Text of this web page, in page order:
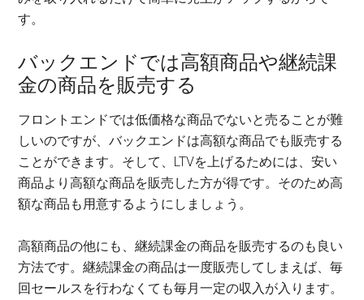
す。
バックエンドでは高額商品や継続課
金の商品を販売する
フロントエンドでは低価格な商品でないと売ることが難
しいのですが、バックエンドは高額な商品でも販売する
ことができます。そして、LTVを上げるためには、安い
商品より高額な商品を販売した方が得です。そのため高
額な商品も用意するようにしましょう。
高額商品の他にも、継続課金の商品を販売するのも良い
方法です。継続課金の商品は一度販売してしまえば、毎
回セールスを行わなくても毎月一定の収入が入ります。